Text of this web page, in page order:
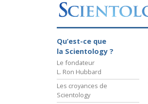
Qu’est-ce que
la Scientology ?
Le fondateur
L. Ron Hubbard
Les croyances de
Scientology